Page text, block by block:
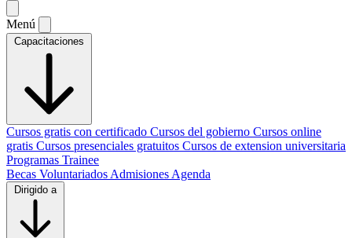
Menú
Capacitaciones
Cursos gratis con certificado Cursos del gobierno Cursos online
gratis Cursos presenciales gratuitos Cursos de extension universitaria
Programas Trainee
Becas Voluntariados Admisiones Agenda
Dirigido a